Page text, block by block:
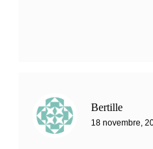
Bertille
18 novembre,